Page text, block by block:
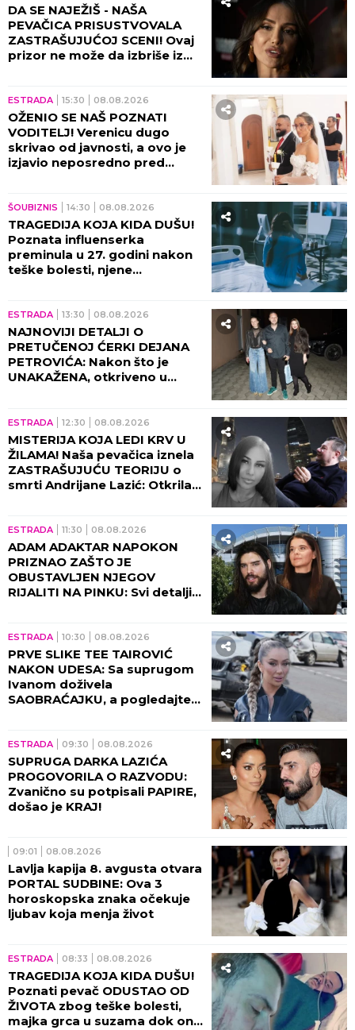
DA SE NAJEŽIŠ - NAŠA
PEVAČICA PRISUSTVOVALA
ZASTRAŠUJUĆOJ SCENI! Ovaj
prizor ne može da izbriše iz
ESTRADA 15:30 08.08.2026
OŽENIO SE NAŠ POZNATI
VODITELJ! Verenicu dugo
skrivao od javnosti, a ovo je
izjavio neposredno pred
ŠOUBIZNIS 14:30 08.08.2026
TRAGEDIJA KOJA KIDA DUŠU!
Poznata influenserka
preminula u 27. godini nakon
teške bolesti, njene
ESTRADA 13:30 08.08.2026
NAJNOVIJI DETALJI O
PRETUČENOJ ĆERKI DEJANA
PETROVIĆA: Nakon što je
UNAKAŽENA, otkriveno u
ESTRADA 12:30 08.08.2026
MISTERIJA KOJA LEDI KRV U
ŽILAMA! Naša pevačica iznela
ZASTRAŠUJUĆU TEORIJU o
smrti Andrijane Lazić: Otkrila
ESTRADA 11:30 08.08.2026
ADAM ADAKTAR NAPOKON
PRIZNAO ZAŠTO JE
OBUSTAVLJEN NJEGOV
RIJALITI NA PINKU: Svi detalji
ESTRADA 10:30 08.08.2026
PRVE SLIKE TEE TAIROVIĆ
NAKON UDESA: Sa suprugom
Ivanom doživela
SAOBRAĆAJKU, a pogledajte
ESTRADA 09:30 08.08.2026
SUPRUGA DARKA LAZIĆA
PROGOVORILA O RAZVODU:
Zvanično su potpisali PAPIRE,
došao je KRAJ!
09:01 08.08.2026
Lavlja kapija 8. avgusta otvara
PORTAL SUDBINE: Ova 3
horoskopska znaka očekuje
ljubav koja menja život
ESTRADA 08:33 08.08.2026
TRAGEDIJA KOJA KIDA DUŠU!
Poznati pevač ODUSTAO OD
ŽIVOTA zbog teške bolesti,
majka grca u suzama dok on